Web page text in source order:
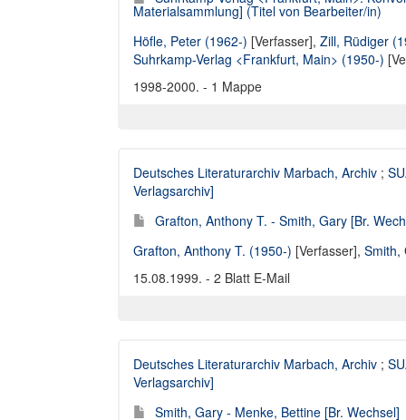
Materialsammlung] (Titel von Bearbeiter/in)
Höfle, Peter (1962-) [Verfasser], Zill, Rüdiger
Suhrkamp-Verlag <Frankfurt, Main> (1950-)
1998-2000. - 1 Mappe
Deutsches Literaturarchiv Marbach, Archiv ;
Verlagsarchiv]
Grafton, Anthony T. - Smith, Gary [Br.
Grafton, Anthony T. (1950-) [Verfasser], Smith,
15.08.1999. - 2 Blatt E-Mail
Deutsches Literaturarchiv Marbach, Archiv ;
Verlagsarchiv]
Smith, Gary - Menke, Bettine [Br. Wechsel]